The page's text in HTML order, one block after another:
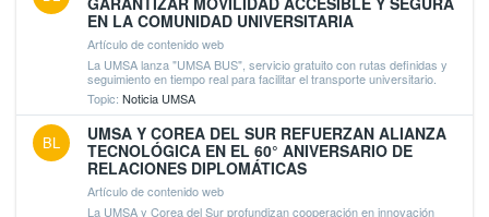
EN LA COMUNIDAD UNIVERSITARIA
Artículo de contenido web
La UMSA lanza "UMSA BUS", servicio gratuito con rutas definidas y
seguimiento en tiempo real para facilitar el transporte universitario.
Topic: Noticia UMSA
BL
UMSA Y COREA DEL SUR REFUERZAN ALIANZA
TECNOLÓGICA EN EL 60° ANIVERSARIO DE
RELACIONES DIPLOMÁTICAS
Artículo de contenido web
La UMSA y Corea del Sur profundizan cooperación en innovación